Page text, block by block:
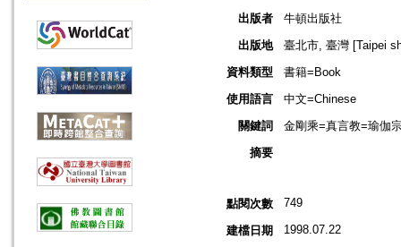
出版者
牛頓出版社
出版地
臺北市, 臺灣 [Taipei
資料類型
書籍=Book
使用語言
中文=Chinese
關鍵詞
金剛乘=真言教=瑜伽
摘要
點閱次數 749
建檔日期 1998.07.22